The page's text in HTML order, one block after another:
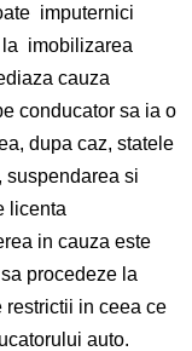
imputernici
imobilizarea
cauza
conducator sa ia o
dupa caz, statele
suspendarea si
licenta
in cauza este
procedeze la
restrictii in ceea ce
auto.